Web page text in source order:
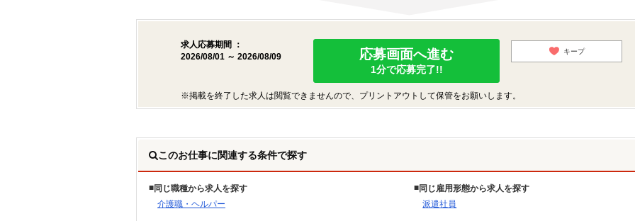
求人応募期間 ：
2026/08/01 ～ 2026/08/09
応募画面へ進む
1分で応募完了!!
キープ
※掲載を終了した求人は閲覧できませんので、プリントアウトして保管をお願いします。
このお仕事に関連する条件で探す
同じ職種から求人を探す
介護職・ヘルパー
同じ雇用形態から求人を探す
派遣社員